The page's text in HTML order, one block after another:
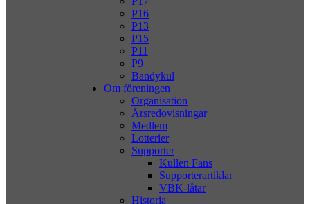
P16
P13
P15
P11
P9
Bandykul
Om föreningen
Organisation
Årsredovisningar
Medlem
Lotterier
Supporter
Kullen Fans
Supporterartiklar
VBK-låtar
Historia